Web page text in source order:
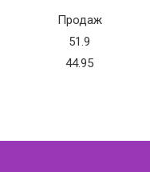
Продаж
51.9
44.95